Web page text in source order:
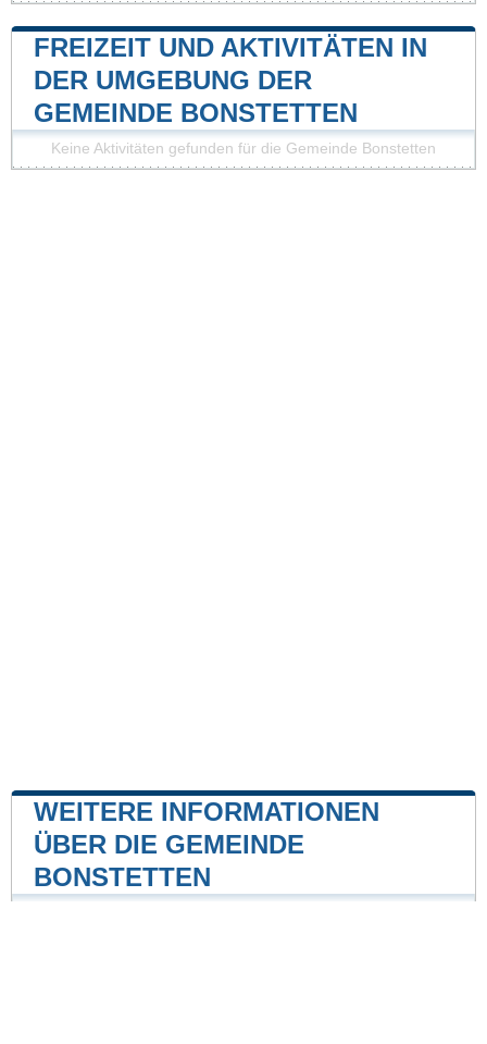
FREIZEIT UND AKTIVITÄTEN IN
DER UMGEBUNG DER
GEMEINDE BONSTETTEN
Keine Aktivitäten gefunden für die Gemeinde Bonstetten
WEITERE INFORMATIONEN
ÜBER DIE GEMEINDE
BONSTETTEN